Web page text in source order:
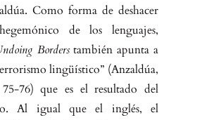
Como for­ma de deshacer
de los lenguajes,
Borderstambién apunta a
lingüístico” (Anzaldúa,
75-76) que es el resultado del
Al igual que el in­glés, el